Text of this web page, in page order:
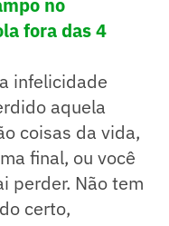
no
fora das 4
infelicidade
aquela
coisas da vida,
final, ou você
perder. Não tem
certo,